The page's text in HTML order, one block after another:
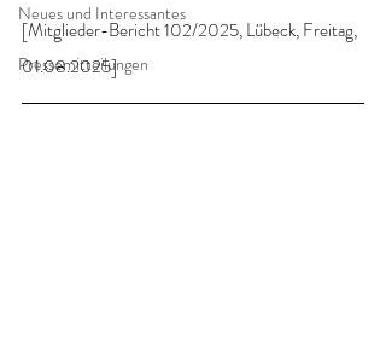
Neues und Interessantes
Pressemitteilungen
[Mitglieder-Bericht 102/2025, Lübeck, Freitag,
01.08.2025]